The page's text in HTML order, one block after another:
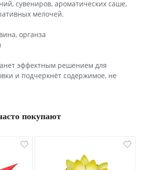
сувениров, ароматических саше,
мелочей.
органза
эффектным решением для
и подчеркнёт содержимое, не
покупают